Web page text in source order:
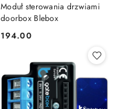
Moduł sterowania drzwiami
doorbox Blebox
Cena:
194.00